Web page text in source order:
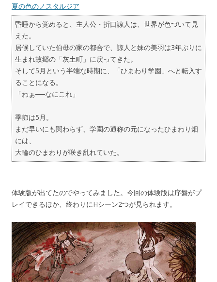
夏の色のノスタルジア
昏睡から覚めると、主人公・折口諒人は、世界が色づいて見
えた。
居候していた伯母の家の都合で、諒人と妹の美羽は3年ぶりに
生まれ故郷の「灰土町」に戻ってきた。
そして5月という半端な時期に、「ひまわり学園」へと転入す
ることになる。
「わぁ──なにこれ」
季節は5月。
まだ早いにも関わらず、学園の通称の元になったひまわり畑
には、
大輪のひまわりが咲き乱れていた。
体験版が出てたのでやってみました。今回の体験版は序盤がプ
レイできるほか、終わりにHシーン2つが見られます。